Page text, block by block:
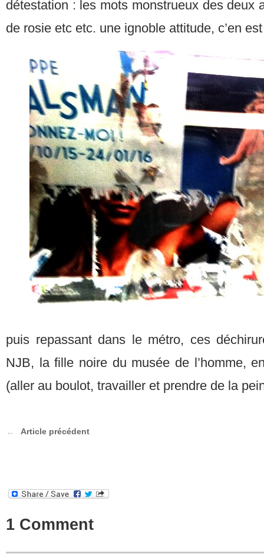
détestation : les mots monstrueux des deux
de rosie etc etc. une ignoble attitude, c’en
puis repassant dans le métro, ces
NJB, la fille noire du musée de l’homme,
(aller au boulot, travailler et prendre de la
Article précédent
1 Comment